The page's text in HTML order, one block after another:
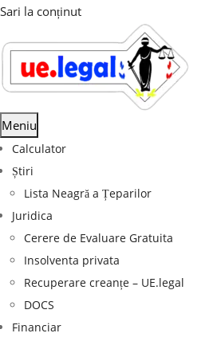
Sari la conținut
Meniu
Calculator
Știri
Lista Neagră a Țeparilor
Juridica
Cerere de Evaluare Gratuita
Insolventa privata
Recuperare creanțe – UE.legal
DOCS
Financiar